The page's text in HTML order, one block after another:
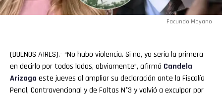
Facundo Moyano
(BUENOS AIRES).- “No hubo violencia. Si no, yo sería la primera
en decirlo por todos lados, obviamente”, afirmó Candela
Arizaga este jueves al ampliar su declaración ante la Fiscalía
Penal, Contravencional y de Faltas N°3 y volvió a exculpar por